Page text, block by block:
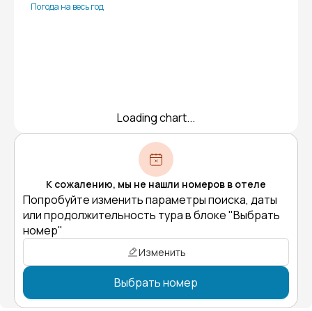
Погода на весь год
Loading chart...
К сожалению, мы не нашли номеров в отеле
Попробуйте изменить параметры поиска, даты
или продолжительность тура в блоке "Выбрать
номер"
Изменить
Выбрать номер